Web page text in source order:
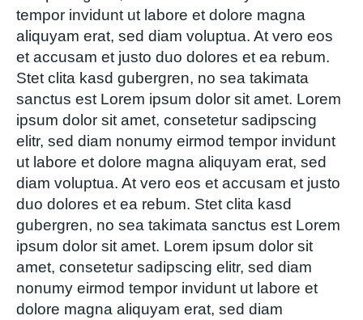
tempor invidunt ut labore et dolore magna
aliquyam erat, sed diam voluptua. At vero eos
et accusam et justo duo dolores et ea rebum.
Stet clita kasd gubergren, no sea takimata
sanctus est Lorem ipsum dolor sit amet. Lorem
ipsum dolor sit amet, consetetur sadipscing
elitr, sed diam nonumy eirmod tempor invidunt
ut labore et dolore magna aliquyam erat, sed
diam voluptua. At vero eos et accusam et justo
duo dolores et ea rebum. Stet clita kasd
gubergren, no sea takimata sanctus est Lorem
ipsum dolor sit amet. Lorem ipsum dolor sit
amet, consetetur sadipscing elitr, sed diam
nonumy eirmod tempor invidunt ut labore et
dolore magna aliquyam erat, sed diam